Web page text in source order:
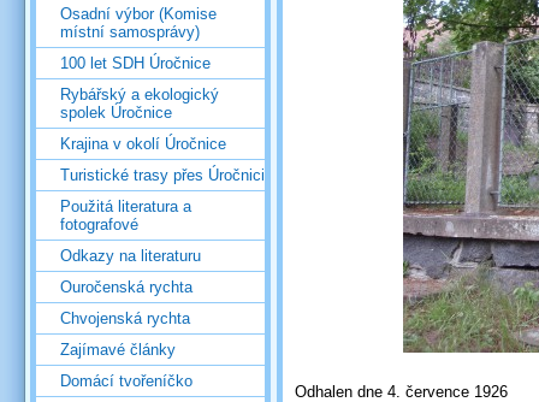
Odhalen dne 4. července 1926
Osadní výbor (Komise
místní samosprávy)
100 let SDH Úročnice
Rybářský a ekologický
spolek Úročnice
Krajina v okolí Úročnice
Turistické trasy přes Úročnici
Použitá literatura a
fotografové
Odkazy na literaturu
Ouročenská rychta
Chvojenská rychta
Zajímavé články
Domácí tvořeníčko